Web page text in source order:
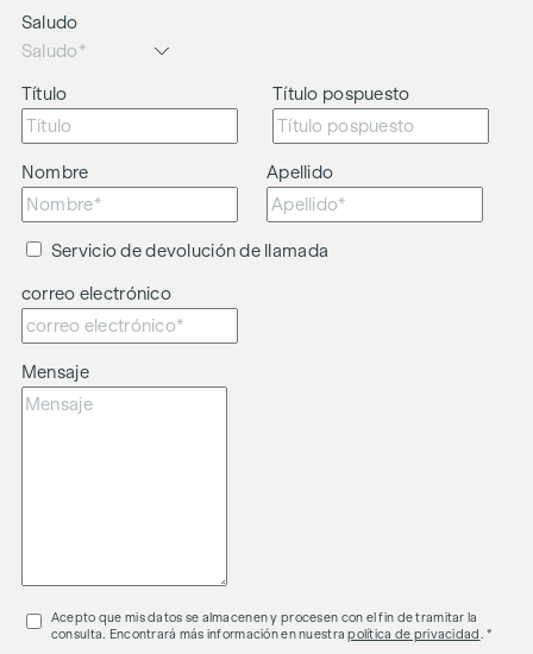
Saludo
Título Título pospuesto
Nombre Apellido
Servicio de devolución de llamada
correo electrónico
Mensaje
Acepto que mis datos se almacenen y procesen con el fin de tramitar la
consulta. Encontrará más información en nuestrapolítica de privacidad . *